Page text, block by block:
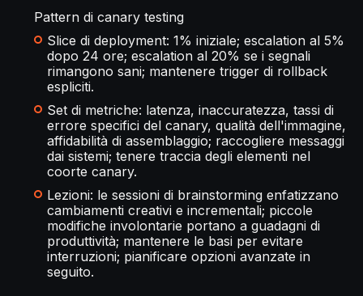
Pattern di canary testing
Slice di deployment: 1% iniziale; escalation al 5%
dopo 24 ore; escalation al 20% se i segnali
rimangono sani; mantenere trigger di rollback
espliciti.
Set di metriche: latenza, inaccuratezza, tassi di
errore specifici del canary, qualità dell'immagine,
affidabilità di assemblaggio; raccogliere messaggi
dai sistemi; tenere traccia degli elementi nel
coorte canary.
Lezioni: le sessioni di brainstorming enfatizzano
cambiamenti creativi e incrementali; piccole
modifiche involontarie portano a guadagni di
produttività; mantenere le basi per evitare
interruzioni; pianificare opzioni avanzate in
seguito.